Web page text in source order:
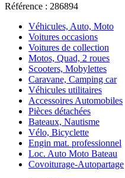
Référence : 286894
Véhicules, Auto, Moto
Voitures occasions
Voitures de collection
Motos, Quad, 2 roues
Scooters, Mobylettes
Caravane, Camping car
Véhicules utilitaires
Accessoires Automobiles
Pièces détachées
Bateaux, Nautisme
Vélo, Bicyclette
Engin mat. professionnel
Loc. Auto Moto Bateau
Covoiturage-Autopartage